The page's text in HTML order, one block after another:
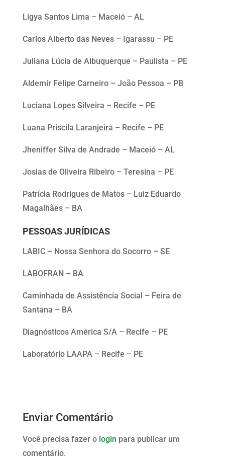
Ligya Santos Lima – Maceió – AL
Carlos Alberto das Neves – Igarassu – PE
Juliana Lúcia de Albuquerque – Paulista – PE
Aldemir Felipe Carneiro – João Pessoa – PB
Luciana Lopes Silveira – Recife – PE
Luana Priscila Laranjeira – Recife – PE
Jheniffer Silva de Andrade – Maceió – AL
Josias de Oliveira Ribeiro – Teresina – PE
Patrícia Rodrigues de Matos – Luiz Eduardo
Magalhães – BA
PESSOAS JURÍDICAS
LABIC – Nossa Senhora do Socorro – SE
LABOFRAN – BA
Caminhada de Assistência Social – Feira de
Santana – BA
Diagnósticos América S/A – Recife – PE
Laboratório LAAPA – Recife – PE
Enviar Comentário
Você precisa fazer o login para publicar um
comentário.